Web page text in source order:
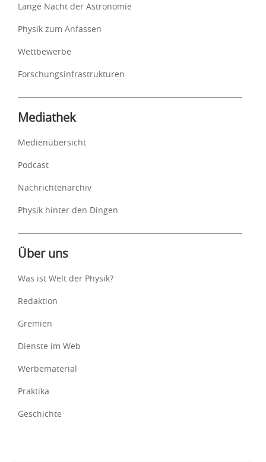
Lange Nacht der Astronomie
Physik zum Anfassen
Wettbewerbe
Forschungsinfrastrukturen
Mediathek
Medienübersicht
Podcast
Nachrichtenarchiv
Physik hinter den Dingen
Über uns
Was ist Welt der Physik?
Redaktion
Gremien
Dienste im Web
Werbematerial
Praktika
Geschichte